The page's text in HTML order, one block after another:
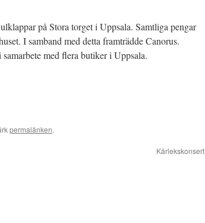
på Stora torget i Uppsala. Samtliga pengar
I samband med detta framträdde Canorus.
med flera butiker i Uppsala.
permalänken.
Kärlekskonsert